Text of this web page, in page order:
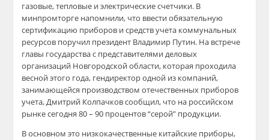
газовые, тепловые и электрические счетчики. В
минпромторге напомнили, что ввести обязательную
сертификацию приборов и средств учета коммунальных
ресурсов поручил президент Владимир Путин. На встрече
главы государства с представителями деловых
организаций Новгородской области, которая проходила
весной этого года, гендиректор одной из компаний,
занимающейся производством отечественных приборов
учета, Дмитрий Колпачков сообщил, что на российском
рынке сегодня 80 – 90 процентов “серой” продукции.
В основном это низкокачественные китайские приборы,